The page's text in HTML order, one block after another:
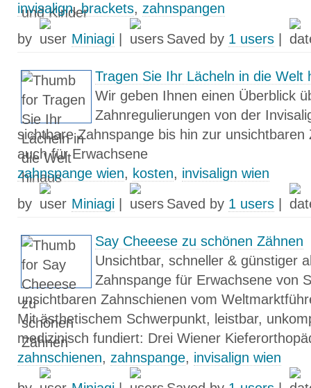
invisalign,brackets, zahnspangen
by
Miniagi Saved by 1 users
Tragen Sie Ihr Lächeln in die Welt
Wir geben Ihnen einen Überblick
Zahnregulierungen von der
sichtbare Zahnspange bis hin zur unsichtbaren
auch für Erwachsene
zahnspange wien, kosten, invisalign wien
by
Miniagi Saved by 1 users
Say Cheeese zu schönen Zähnen
Unsichtbar, schneller & günstiger
Zahnspange für Erwachsene von
unsichtbaren Zahnschienen vom
Mit ästhetischem Schwerpunkt, leistbar,
medizinisch fundiert: Drei Wiener
zahnschienen, zahnspange, invisalign wien